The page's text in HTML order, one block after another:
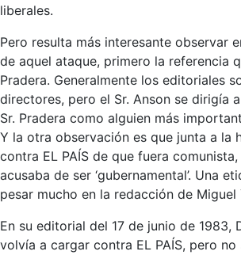
liberales.
Pero resulta más interesante observar
de aquel ataque, primero la referencia
Pradera. Generalmente los editoriales
directores, pero el Sr. Anson se dirigía
Sr. Pradera como alguien más
Y la otra observación es que junta a la
contra EL PAÍS de que fuera
acusaba de ser ‘gubernamental’. Una
pesar mucho en la redacción de Miguel
En su editorial del 17 de junio de 1983,
volvía a cargar contra EL PAÍS, pero no